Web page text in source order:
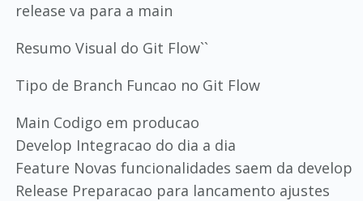
release va para a main
Resumo Visual do Git Flow``
Tipo de Branch Funcao no Git Flow
Main Codigo em producao
Develop Integracao do dia a dia
Feature Novas funcionalidades saem da develop
Release Preparacao para lancamento ajustes